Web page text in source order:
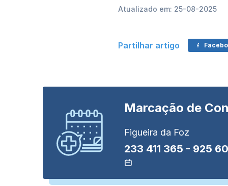
Atualizado em: 25-08-2025
Partilhar artigo
Marcação de
Figueira da Foz
233 411 365 - 925